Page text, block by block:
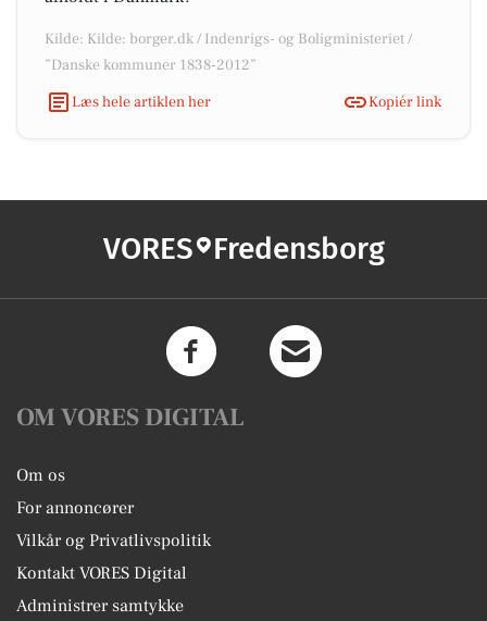
Kilde: Kilde: borger.dk / Indenrigs- og Boligministeriet /
”Danske kommuner 1838-2012”
Læs hele artiklen her
Kopiér link
VORES Fredensborg
OM VORES DIGITAL
Om os
For annoncører
Vilkår og Privatlivspolitik
Kontakt VORES Digital
Administrer samtykke